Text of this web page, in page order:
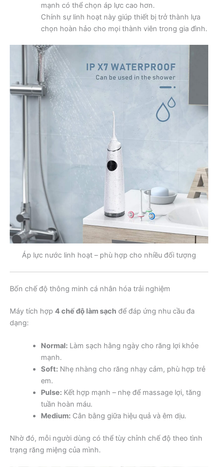
mạnh có thể chọn áp lực cao hơn.
Chính sự linh hoạt này giúp thiết bị trở thành lựa
chọn hoàn hảo cho mọi thành viên trong gia đình.
Áp lực nước linh hoạt – phù hợp cho nhiều đối tượng
Bốn chế độ thông minh cá nhân hóa trải nghiệm
Máy tích hợp 4 chế độ làm sạch để đáp ứng nhu cầu đa
dạng:
Normal:Làm sạch hằng ngày cho răng lợi khỏe
mạnh.
Soft:Nhẹ nhàng cho răng nhạy cảm, phù hợp trẻ
em.
Pulse:Kết hợp mạnh – nhẹ để massage lợi, tăng
tuần hoàn máu.
Medium:Cân bằng giữa hiệu quả và êm dịu.
Nhờ đó, mỗi người dùng có thể tùy chỉnh chế độ theo tình
trạng răng miệng của mình.